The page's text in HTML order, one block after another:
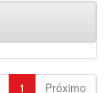
1 Próximo